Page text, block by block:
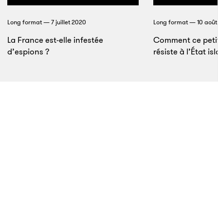
un chien de traîneau
Long format — 7 juillet 2020
La France est-elle infestée
d’espions ?
Long format — 10 août
Comment ce
résiste à l’État